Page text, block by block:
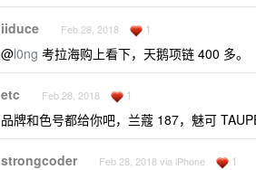
iiduce Feb 28, 2018 1
@l0ng 考拉海购上看下，天鹅项链 400 多。
etc Feb 28, 2018 1
品牌和色号都给你吧，兰蔻 187，魅可
strongcoder Feb 28, 2018 via iPhone 1